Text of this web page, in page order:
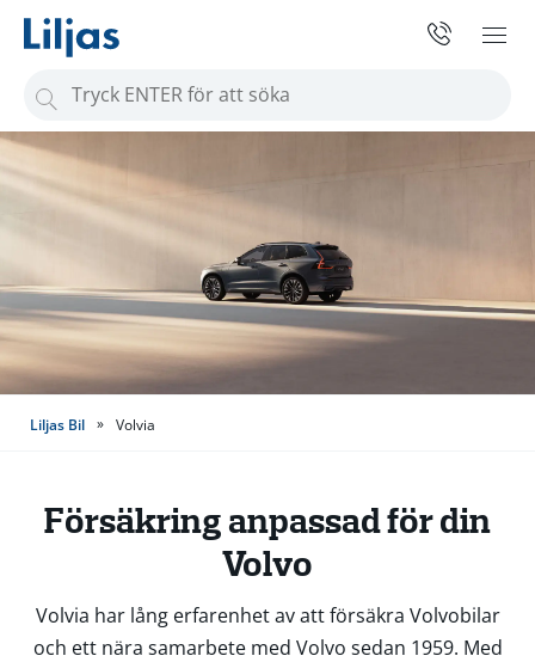
k
e
e
r
:
Liljas Bil » Volvia
Försäkring anpassad för din
Volvo
Volvia har lång erfarenhet av att försäkra Volvobilar
och ett nära samarbete med Volvo sedan 1959. Med